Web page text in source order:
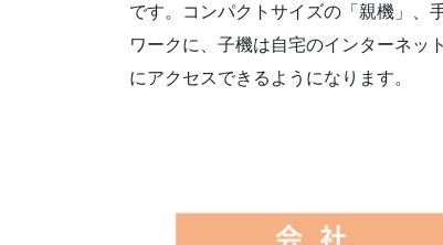
です。コンパクトサイズの「親機」、
ワークに、子機は自宅のインターネッ
にアクセスできるようになります。